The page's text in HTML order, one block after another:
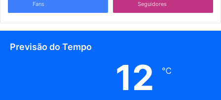
Fans Seguidores
Previsão do Tempo
12 ℃